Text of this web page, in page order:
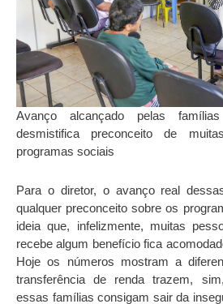
Avanço alcançado pelas
desmistifica preconceito de
programas sociais
Para o diretor, o avanço real
qualquer preconceito sobre os
ideia que, infelizmente, muitas
recebe algum benefício fica
Hoje os números mostram a
transferência de renda trazem,
essas famílias consigam sair da